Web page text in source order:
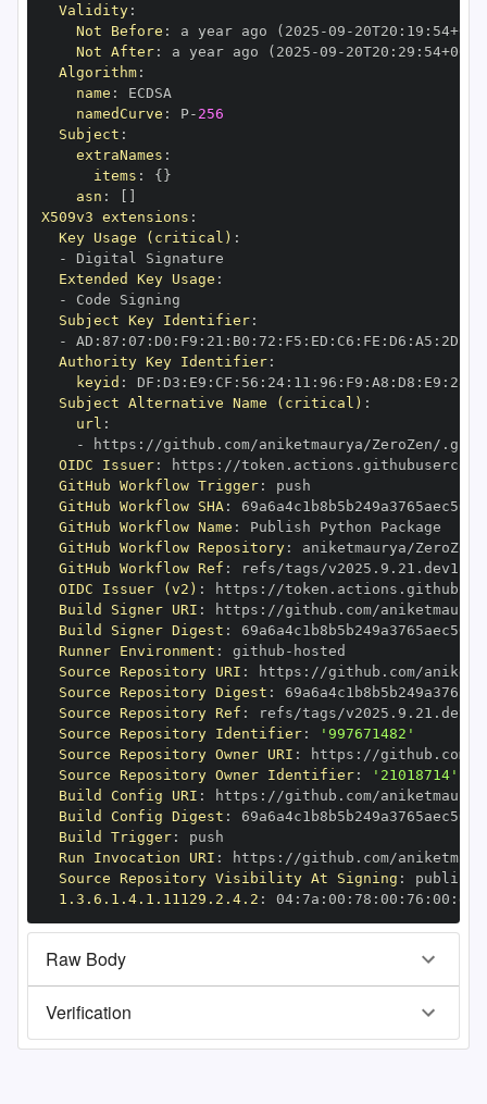
Validity:
Not Before : a year ago (2025 -09 - 20T20 : 19 : 54+00
Not After: a year ago (2025 -09 - 20T20 : 29 : 54+00
Algorithm:
name :
namedCurve : P- 256
Subject :
extraNames :
items : { }
asn :
X509v3 extensions :
Key Usage (critical) :
-
Extended Key Usage :
-
Subject Key Identifier:
-
AD : 87 : 07 : D0 : F9 : 21 : B0 : 72 : F5 : ED : C6 : FE : D6 : A5 : 2D
Authority Key Identifier:
keyid : DF : D3 : E9 : CF : 56 : 24: 11 : 96 : F9 : A8 : D8 : E9 : 28
Subject Alternative Name (critical) :
url :
-
https :
OIDC Issuer: https :
GitHub Workflow Trigger:
GitHub Workflow SHA:
GitHub Workflow Name :
GitHub Workflow Repository:
GitHub Workflow Ref :
OIDC Issuer (v2) : https :
Build Signer URI : https :
Build Signer Digest :
Runner Environment : github -
Source Repository URI : https :
Source Repository Digest :
Source Repository Ref :
Source Repository Identifier:
'997671482'
Source Repository Owner URI : https :
Source Repository Owner Identifier:
'21018714'
Build Config URI : https :
Build Config Digest :
Build Trigger:
Run Invocation URI : https :
Source Repository Visibility At Signing :
1.3.6.1.4.1.11129.2.4.2 : 04: 7a : 00 : 78 : 00 : 76 : 00 : dd
Raw Body
Verification